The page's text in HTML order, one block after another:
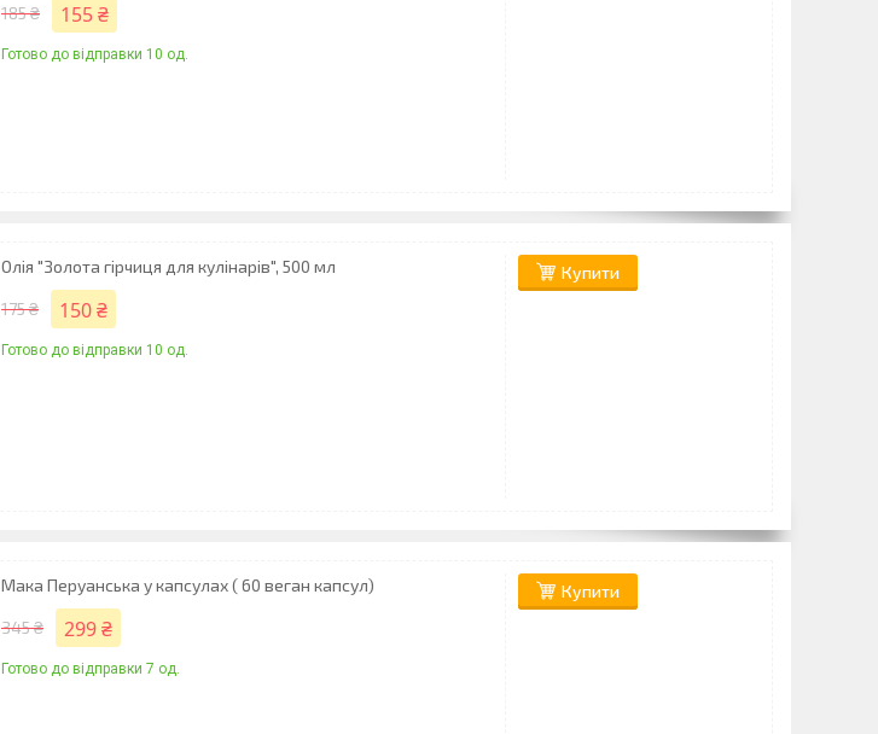
185 ₴ 155 ₴
Готово до відправки 10 од.
Олія "Золота гірчиця для кулінарів", 500 мл
175 ₴ 150 ₴
Готово до відправки 10 од.
Купити
Мака Перуанська у капсулах ( 60 веган капсул)
345 ₴ 299 ₴
Готово до відправки 7 од.
Купити